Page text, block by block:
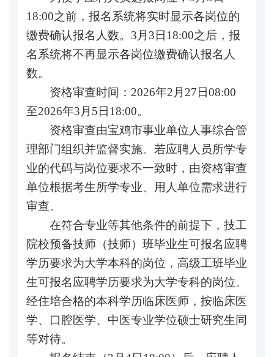
18:00之前，报名系统将实时显示各岗位的
缴费确认报名人数。3月3日18:00之后，报
名系统将不再显示各岗位缴费确认报名人
数。
资格审查时间：2026年2月27日08:00
至2026年3月5日18:00。
资格审查由宝鸡市事业单位人事综合管
理部门组织并监督实施。若应聘人员所学专
业的代码与岗位要求不一致时，由资格审查
单位根据考生所学专业、用人单位需求进行
审查。
在符合专业等其他条件的前提下，技工
院校预备技师（技师）班毕业生可报名应聘
学历要求为大学本科的岗位，高级工班毕业
生可报名应聘学历要求为大学专科的岗位。
经住培合格的本科学历临床医师，按临床医
学、口腔医学、中医专业学位硕士研究生同
等对待。